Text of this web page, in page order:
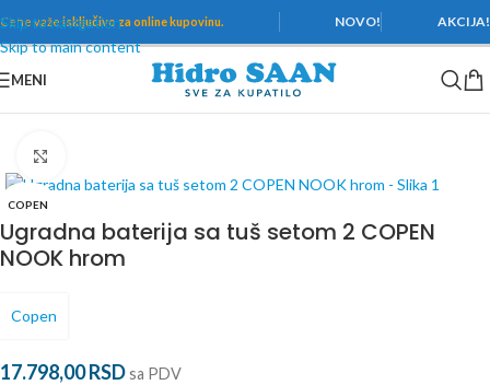
Skip to navigation
Skip to main content
Cene važeisključivo za online kupovinu. NOVO! AKCIJA!
MENI
COPEN
Ugradna baterija sa tuš setom 2 COPEN
NOOK hrom
Copen
17.798,00RSDsa PDV